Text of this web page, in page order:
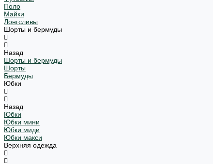
Поло
Майки
Лонгсливы
Шорты и бермуды
Назад
Шорты и бермуды
Шорты
Бермуды
Юбки
Назад
Юбки
Юбки мини
Юбки миди
Юбки макси
Верхняя одежда